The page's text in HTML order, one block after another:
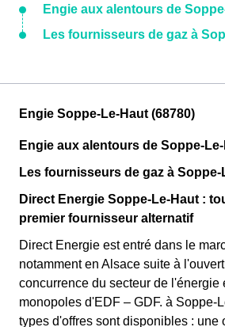
Engie aux alentours de
Les fournisseurs de gaz à
Engie Soppe-Le-Haut (68780)
Engie aux alentours de Soppe-
Les fournisseurs de gaz à Soppe-
Direct Energie Soppe-Le-Haut :
premier fournisseur alternatif
Direct Energie est entré dans le
notamment en Alsace suite à
concurrence du secteur de l'énergie
monopoles d'EDF – GDF. à Soppe-
types d'offres sont disponibles : une